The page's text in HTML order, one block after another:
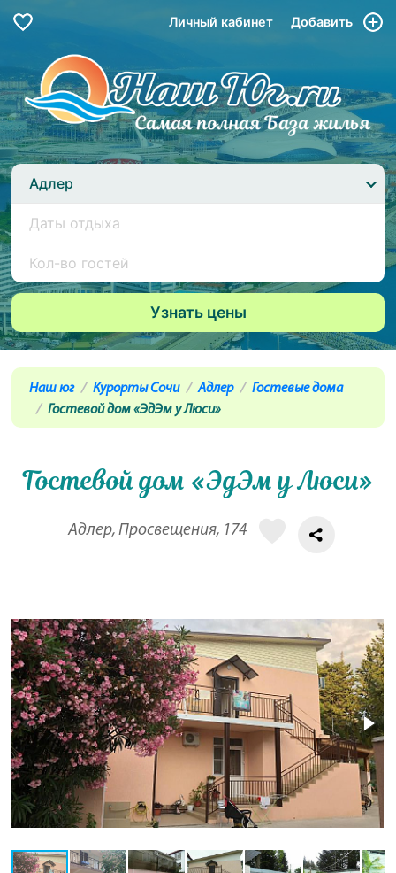
Личный кабинет Добавить
Адлер
Наш юг Курорты Сочи Адлер
Гостевые дома
Гостевой дом «ЭдЭм у Люси»
Гостевой дом «ЭдЭм у Люси»
Адлер, Просвещения, 174